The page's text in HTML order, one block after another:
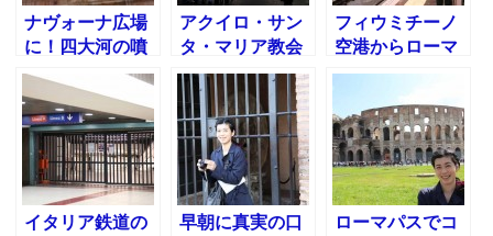
ナヴォーナ広場
に！四大河の噴
水、ネプチュー
ンの噴水、ムー
ア人の噴水
アクイロ・サン
タ・マリア教会
@ローマ観光
フィウミチーノ
空港からローマ
テルミニ駅への
切符を買います
イタリア鉄道の
早朝に真実の口
ローマパスでコ